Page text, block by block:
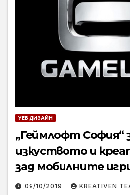
УЕБ ДИЗАЙН
„Геймлофт София“
изкуството и
зад мобилните
09/10/2019 KREATIVEN